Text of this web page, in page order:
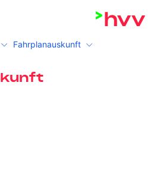
Fahrplanauskunft